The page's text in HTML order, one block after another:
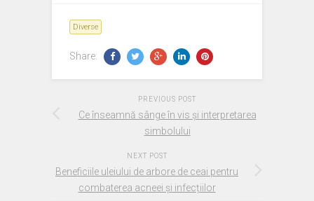
Diverse
Share:
PREVIOUS POST
Ce înseamnă sânge în vis și interpretarea
simbolului
NEXT POST
Beneficiile uleiului de arbore de ceai pentru
combaterea acneei și infecțiilor